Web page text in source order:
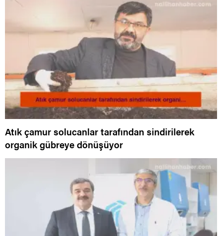
Atık çamur solucanlar tarafından sindirilerek
organik gübreye dönüşüyor